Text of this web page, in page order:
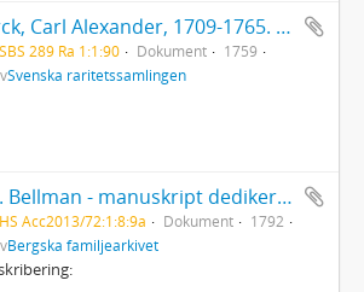
Clerck, Carl Alexander, 1709-1765. - Icones insectorum rariorum. (Pl.titelbl.) Stockholm. 1-2. 1759-65. [Del 1], Caroli Clerck reg: soc: scient: Upsal: membr: Icones insectorum rariorum cum nominibus eorum trivialibus, locisqve e C: Linnæi ... Syst: nat: allegatis Holmiæ 1759.. - 1759
289 Ra 1:1:90 Dokument
1759
Svenska raritetssamlingen
C.M. Bellman - manuskript dedikerat till Helena Quiding
Acc2013/72:1:8:9a Dokument
1792
Bergska familjearkivet